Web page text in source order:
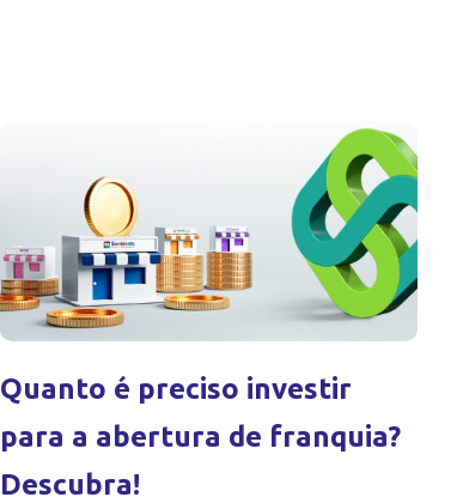
Quanto é preciso investir
para a abertura de franquia?
Descubra!